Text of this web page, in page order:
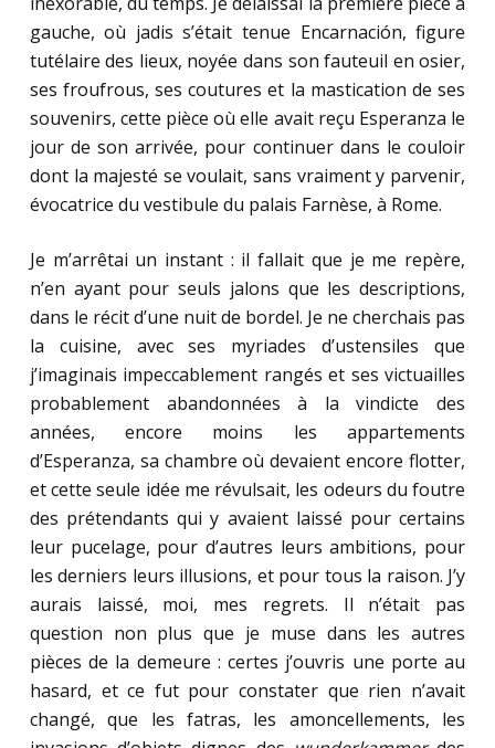
gauche, où jadis s’était tenue Encarnación, figure
tutélaire des lieux, noyée dans son fauteuil en osier,
ses froufrous, ses coutures et la mastication de ses
souvenirs, cette pièce où elle avait reçu Esperanza le
jour de son arrivée, pour continuer dans le couloir
dont la majesté se voulait, sans vraiment y parvenir,
évocatrice du vestibule du palais Farnèse, à Rome.
Je m’arrêtai un instant : il fallait que je me repère,
n’en ayant pour seuls jalons que les descriptions,
dans le récit d’une nuit de bordel. Je ne cherchais pas
la cuisine, avec ses myriades d’ustensiles que
j’imaginais impeccablement rangés et ses victuailles
probablement abandonnées à la vindicte des
années, encore moins les appartements
d’Esperanza, sa chambre où devaient encore flotter,
et cette seule idée me révulsait, les odeurs du foutre
des prétendants qui y avaient laissé pour certains
leur pucelage, pour d’autres leurs ambitions, pour
les derniers leurs illusions, et pour tous la raison. J’y
aurais laissé, moi, mes regrets. Il n’était pas
question non plus que je muse dans les autres
pièces de la demeure : certes j’ouvris une porte au
hasard, et ce fut pour constater que rien n’avait
changé, que les fatras, les amoncellements, les